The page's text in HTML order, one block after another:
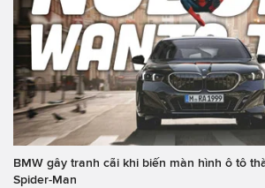
BMW gây tranh cãi khi biến màn hình ô tô
Spider-Man